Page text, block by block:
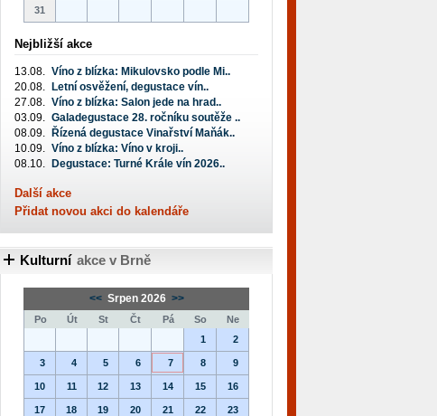
31
Nejbližší akce
13.08. Víno z blízka: Mikulovsko podle Mi..
20.08.
Letní osvěžení, degustace vín..
27.08. Víno z blízka: Salon jede na hrad..
03.09. Galadegustace 28. ročníku soutěže ..
08.09.
Řízená degustace Vinařství Maňák..
10.09. Víno z blízka: Víno v kroji..
08.10.
Degustace: Turné Krále vín 2026..
Další akce
Přidat novou akci do kalendáře
Kulturní akce v Brně
<< Srpen 2026 >>
Po Út St Čt Pá So
Ne
1
2
3 4 5 6 7 8 9
10 11 12 13 14 15 16
17 18 19 20 21 22 23